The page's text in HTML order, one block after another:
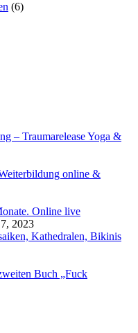
(6)
– Traumarelease Yoga &
online &
Online live
2023
Kathedralen, Bikinis
Buch „Fuck